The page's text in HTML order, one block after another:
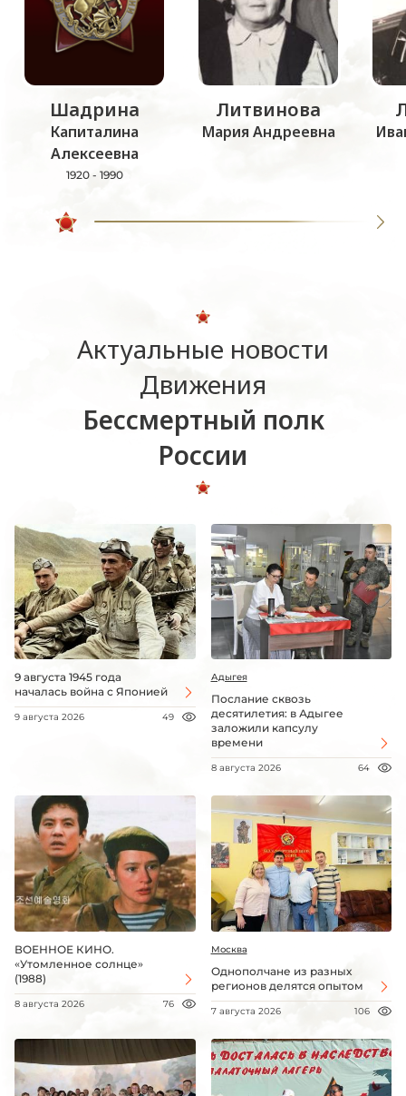
Шадрина
Капиталина
Алексеевна
1920 - 1990
Литвинова
Мария Андреевна
Актуальные новости
Движения
Бессмертный полк
России
9 августа 1945 года
началась война с Японией
9 августа 2026 49
Адыгея
Послание сквозь
десятилетия: в Адыгее
заложили капсулу
времени
8 августа 2026 64
ВОЕННОЕ КИНО.
«Утомленное солнце»
(1988)
8 августа 2026 76
Москва
Однополчане из разных
регионов делятся опытом
7 августа 2026 106